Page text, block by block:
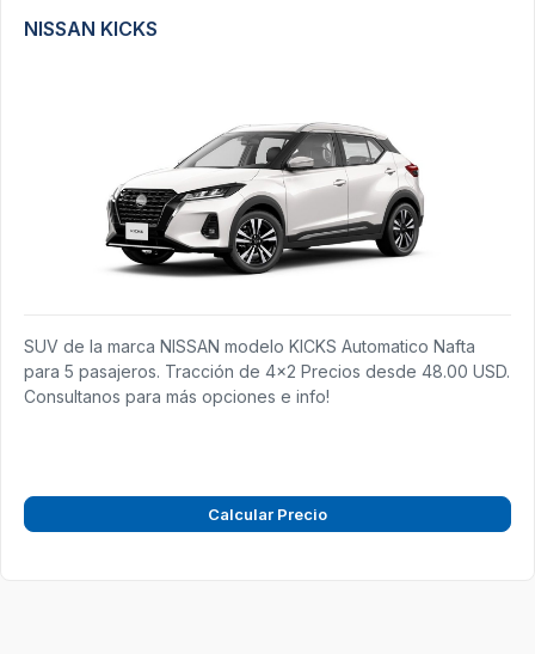
NISSAN KICKS
SUV de la marca NISSAN modelo KICKS Automatico Nafta
para 5 pasajeros. Tracción de 4x2 Precios desde 48.00 USD.
Consultanos para más opciones e info!
Calcular Precio